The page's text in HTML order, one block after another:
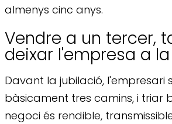
almenys cinc anys.
Vendre a un tercer,
deixar l'empresa a
Davant la jubilació, l'empresari
bàsicament tres camins, i triar
negoci és rendible,